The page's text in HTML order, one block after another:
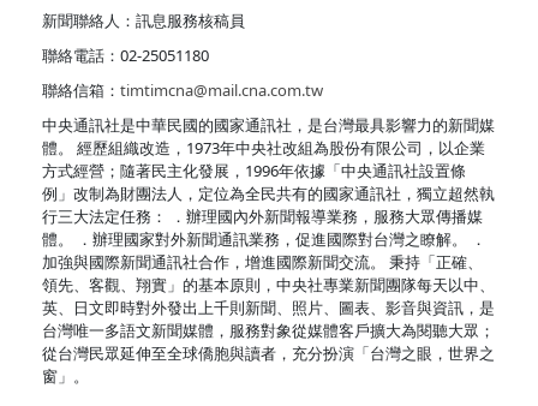
新聞聯絡人：訊息服務核稿員
聯絡電話：02-25051180
聯絡信箱： timtimcna@mail.cna.com.tw
中央通訊社是中華民國的國家通訊社，是台灣最具影響力的新聞媒
體。 經歷組織改造，1973年中央社改組為股份有限公司，以企業
方式經營；隨著民主化發展，1996年依據「中央通訊社設置條
例」改制為財團法人，定位為全民共有的國家通訊社，獨立超然執
行三大法定任務： ．辦理國內外新聞報導業務，服務大眾傳播媒
體。 ．辦理國家對外新聞通訊業務，促進國際對台灣之瞭解。 ．
加強與國際新聞通訊社合作，增進國際新聞交流。 秉持「正確、
領先、客觀、翔實」的基本原則，中央社專業新聞團隊每天以中、
英、日文即時對外發出上千則新聞、照片、圖表、影音與資訊，是
台灣唯一多語文新聞媒體，服務對象從媒體客戶擴大為閱聽大眾；
從台灣民眾延伸至全球僑胞與讀者，充分扮演「台灣之眼，世界之
窗」。